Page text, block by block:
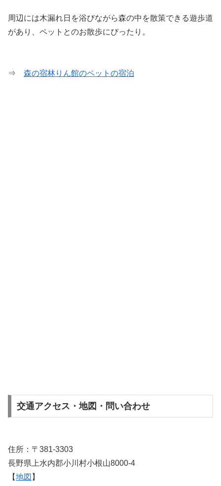
周辺には木漏れ日を浴びながら森の中を散策できる遊歩道
があり、ペットとのお散歩にぴったり。
⇒ 森の宿林りん館のペットの宿泊
交通アクセス・地図・問い合わせ
住所：〒381-3303
長野県上水内郡小川村小根山8000-4
【地図 】